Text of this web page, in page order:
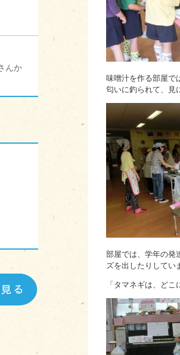
んか
味噌汁を作る部屋で
匂いに釣られて、見
部屋では、学年の発
ズを出したりしてい
「タマネギは、ど